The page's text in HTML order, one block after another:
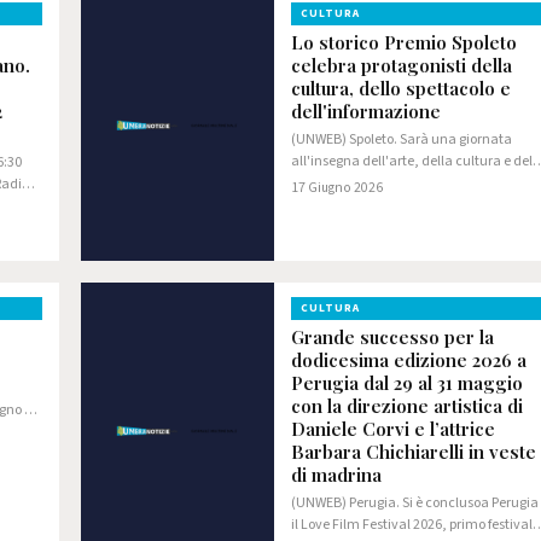
CULTURA
Lo storico Premio Spoleto
celebra protagonisti della
cultura, dello spettacolo e
dell'informazione
(UNWEB) Spoleto. Sarà una giornata
all'insegna dell'arte, della cultura e del
prestigio quella in programma il
17 Giugno 2026
e
CULTURA
Grande successo per la
dodicesima edizione 2026 a
Perugia dal 29 al 31 maggio
con la direzione artistica di
Daniele Corvi e l’attrice
Barbara Chichiarelli in veste
di madrina
(UNWEB) Perugia. Si è conclusoa Perugia
il Love Film Festival 2026, primo festival